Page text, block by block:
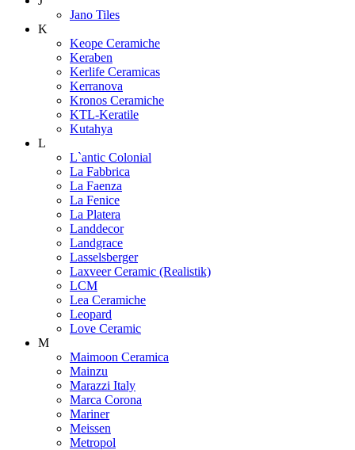
Jano Tiles
K
Keope Ceramiche
Keraben
Kerlife Ceramicas
Kerranova
Kronos Ceramiche
KTL-Keratile
Kutahya
L
L`antic Colonial
La Fabbrica
La Faenza
La Fenice
La Platera
Landdecor
Landgrace
Lasselsberger
Laxveer Ceramic (Realistik)
LCM
Lea Ceramiche
Leopard
Love Ceramic
M
Maimoon Ceramica
Mainzu
Marazzi Italy
Marca Corona
Mariner
Meissen
Metropol